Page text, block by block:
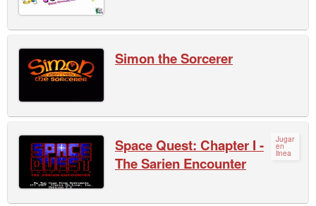
Simon the Sorcerer
Jugar
en
linea
Space Quest: Chapter I -
The Sarien Encounter